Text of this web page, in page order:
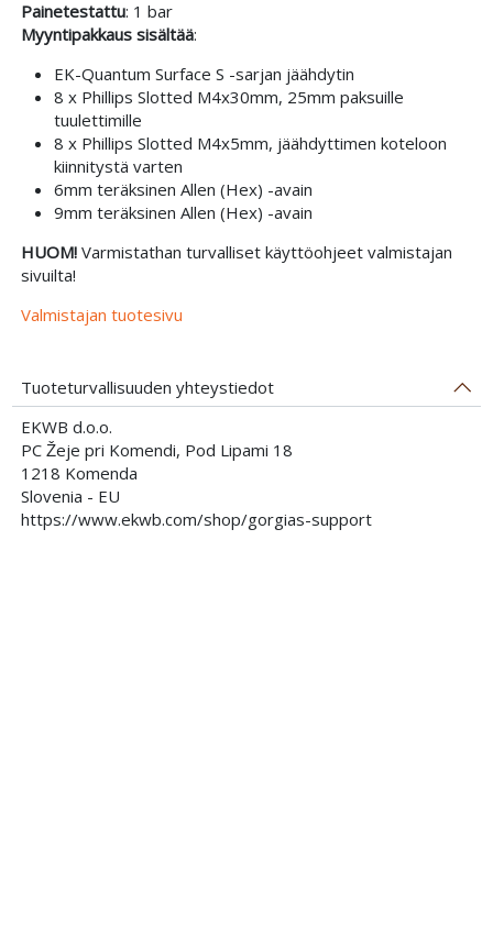
Painetestattu: 1 bar
Myyntipakkaus sisältää:
EK-Quantum Surface S -sarjan jäähdytin
8 x Phillips Slotted M4x30mm, 25mm paksuille
tuulettimille
8 x Phillips Slotted M4x5mm, jäähdyttimen koteloon
kiinnitystä varten
6mm teräksinen Allen (Hex) -avain
9mm teräksinen Allen (Hex) -avain
HUOM!Varmistathan turvalliset käyttöohjeet valmistajan
sivuilta!
Valmistajan tuotesivu
Tuoteturvallisuuden yhteystiedot
EKWB d.o.o.
PC Žeje pri Komendi, Pod Lipami 18
1218 Komenda
Slovenia - EU
https://www.ekwb.com/shop/gorgias-support